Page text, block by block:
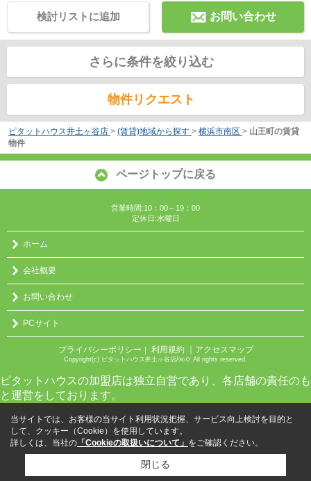
お問い合わせ
検討リストに追加
さらに条件を絞り込む
物件リクエスト
ピタットハウス井土ヶ谷店 > (賃貸)地域から探す > 横浜市南区 > 山王町の賃貸
物件
ページトップに戻る
営業時間:10：00～19：00
定休日:水曜日
ホーム
会社概要
お問い合わせ
PCサイト
プライバシーポリシー ｜ 利用規約 ｜アクセスマップ
Copyright(c) ピタットハウス井土ヶ谷店/㈱０ All rights reserved.
ピタットハウスの加盟店は独立自営であり、各店舗の責任のも
と運営をしております。
当サイトでは、お客様の当サイト利用状況把握、サービス向上検討を目的と
して、クッキー（Cookie）を使用しています。
詳しくは、当社の 「Cookieの取扱いについて」 をご確認ください。
閉じる